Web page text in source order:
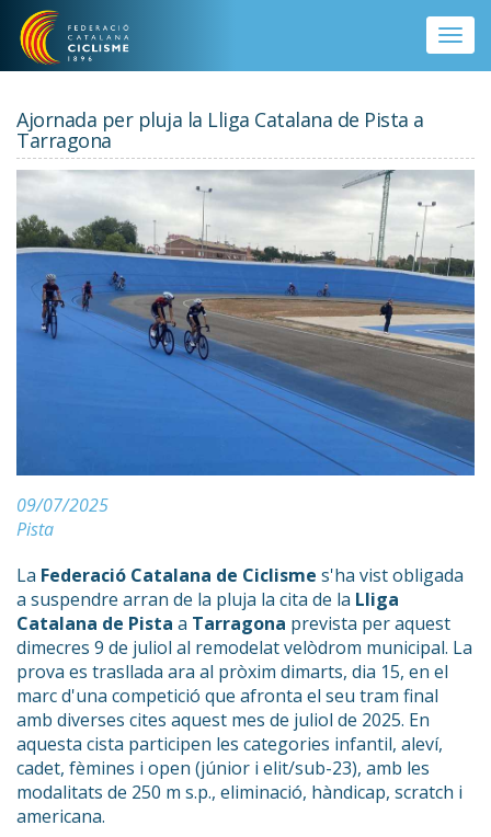
Vés al contingut
Toggle
Ajornada per pluja la Lliga Catalana de Pista a
Tarragona
09/07/2025
Pista
La Federació Catalana de Ciclisme s'ha vist obligada
a suspendre arran de la pluja la cita de la Lliga
Catalana de Pista a Tarragona prevista per aquest
dimecres 9 de juliol al remodelat velòdrom municipal. La
prova es trasllada ara al pròxim dimarts, dia 15, en el
marc d'una competició que afronta el seu tram final
amb diverses cites aquest mes de juliol de 2025. En
aquesta cista participen les categories infantil, aleví,
cadet, fèmines i open (júnior i elit/sub-23), amb les
modalitats de 250 m s.p., eliminació, hàndicap, scratch i
americana.